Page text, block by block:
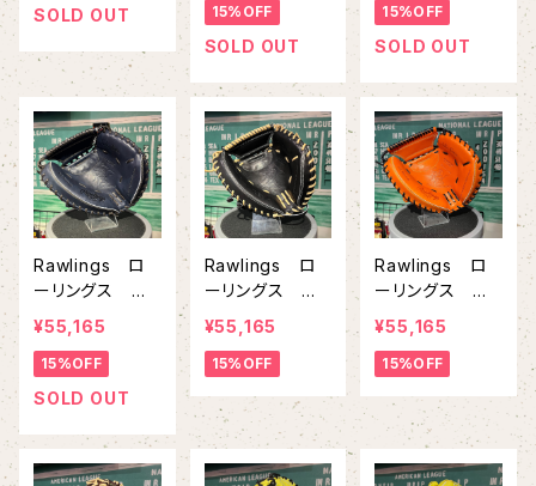
RO EXCEL
B88MG キャメ
ル ブラック
SOLD OUT
RO EXCEL
Wizard＃02
4MG ネイビ
ー スカーレッ
ト
15%OFF
SOLD OUT
RO EXCEL
Wizard＃02
4MG ブラッ
ク グレー
15%OFF
SOLD OUT
Rawlings ロ
ーリングス 硬
式 キャッチャ
ーミット HOH
PREMIUM
GH4HPJMF
ック
¥55,165
15%OFF
SOLD OUT
Rawlings ロ
ーリングス 硬
式 キャッチャ
ーミット HOH
PREMIUM
ブラック キャメ
ル
¥55,165
15%OFF
Rawlings ロ
ーリングス 硬
式 キャッチャ
ーミット HOH
PREMIUM
オレンジ ブラッ
¥55,165
15%OFF